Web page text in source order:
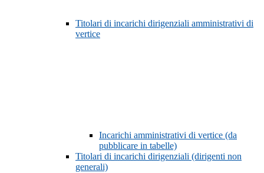
Titolari di incarichi dirigenziali amministrativi di
vertice
Incarichi amministrativi di vertice (da
pubblicare in tabelle)
Titolari di incarichi dirigenziali (dirigenti non
generali)